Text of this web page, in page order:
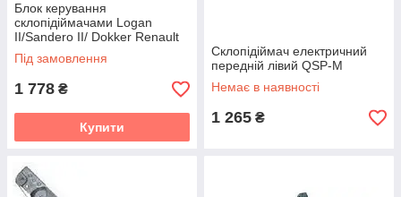
Блок керування
склопідіймачами Logan
II/Sandero II/ Dokker Renault
Original
Під замовлення
1 778 ₴
Купити
Склопідіймач електричний
передній лівий QSP-M
Немає в наявності
1 265 ₴